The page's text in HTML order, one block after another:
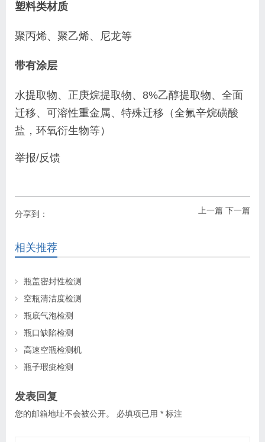
塑料类材质
聚丙烯、聚乙烯、尼龙等
带有涂层
水提取物、正庚烷提取物、8%乙醇提取物、全面
迁移、可溶性重金属、特殊迁移（全氟辛烷磺酸
盐，环氧衍生物等）
举报/反馈
上一篇 下一篇
分享到：
相关推荐
瓶盖密封性检测
空瓶清洁度检测
瓶底气泡检测
瓶口缺陷检测
高速空瓶检测机
瓶子瑕疵检测
发表回复
您的邮箱地址不会被公开。 必填项已用 * 标注